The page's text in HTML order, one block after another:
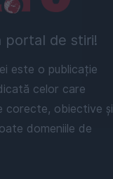
portal de stiri!
este o publicație
celor care
corecte, obiective și
domeniile de